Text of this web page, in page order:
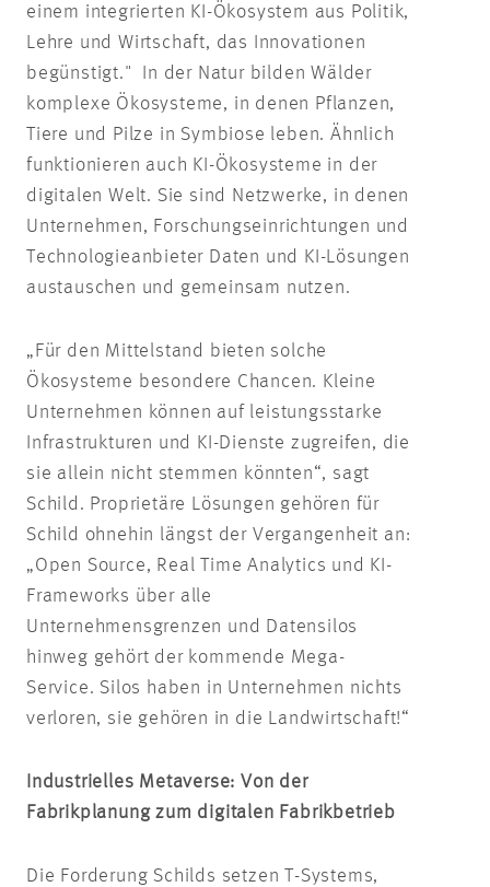
einem integrierten KI-Ökosystem aus Politik,
Lehre und Wirtschaft, das Innovationen
begünstigt." In der Natur bilden Wälder
komplexe Ökosysteme, in denen Pflanzen,
Tiere und Pilze in Symbiose leben. Ähnlich
funktionieren auch KI-Ökosysteme in der
digitalen Welt. Sie sind Netzwerke, in denen
Unternehmen, Forschungseinrichtungen und
Technologieanbieter Daten und KI-Lösungen
austauschen und gemeinsam nutzen.
„Für den Mittelstand bieten solche
Ökosysteme besondere Chancen. Kleine
Unternehmen können auf leistungsstarke
Infrastrukturen und KI-Dienste zugreifen, die
sie allein nicht stemmen könnten“, sagt
Schild. Proprietäre Lösungen gehören für
Schild ohnehin längst der Vergangenheit an:
„Open Source, Real Time Analytics und KI-
Frameworks über alle
Unternehmensgrenzen und Datensilos
hinweg gehört der kommende Mega-
Service. Silos haben in Unternehmen nichts
verloren, sie gehören in die Landwirtschaft!“
Industrielles Metaverse: Von der
Fabrikplanung zum digitalen Fabrikbetrieb
Die Forderung Schilds setzen T-Systems,